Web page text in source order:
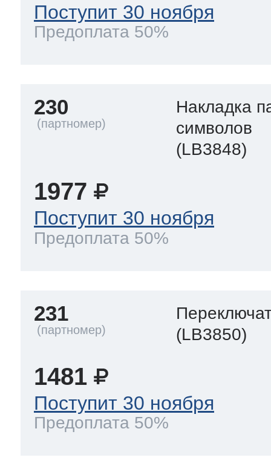
Поступит 30 ноября
Предоплата 50%
230
Накладка
символов
(LB3848)
1977
Поступит 30 ноября
Предоплата 50%
231
(LB3850)
1481
Поступит 30 ноября
Предоплата 50%